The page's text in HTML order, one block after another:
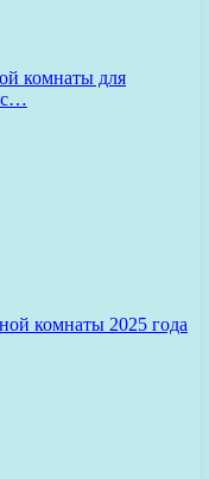
комнаты для
с…
комнаты 2025 года